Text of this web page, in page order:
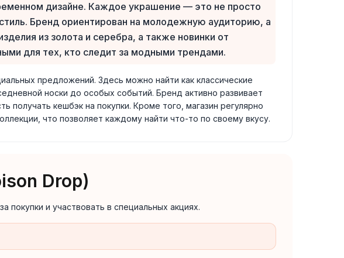
дизайне. Каждое украшение — это не просто
Бренд ориентирован на молодежную аудиторию, а
из золота и серебра, а также новинки от
для тех, кто следит за модными трендами.
предложений. Здесь можно найти как классические
носки до особых событий. Бренд активно развивает
получать кешбэк на покупки. Кроме того, магазин регулярно
что позволяет каждому найти что-то по своему вкусу.
Drop)
покупки и участвовать в специальных акциях.